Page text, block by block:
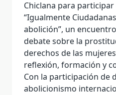
Chiclana para
“Igualmente
abolición”, un
debate sobre la
derechos de las
reflexión, formación y
Con la participación de
abolicionismo